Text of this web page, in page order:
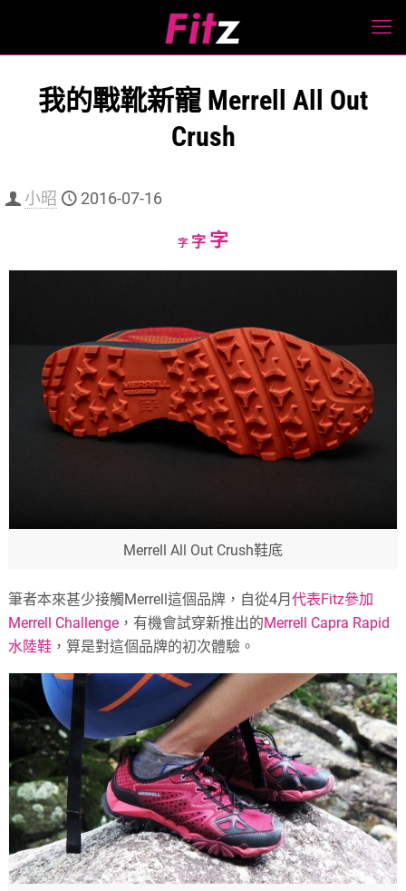
我的戰靴新寵 Merrell All Out
Crush
小昭 2016-07-16
字Decrease
字Reset
字Increase
Merrell All Out Crush鞋底
筆者本來甚少接觸Merrell這個品牌，自從4月代表Fitz參加
Merrell Challenge ，有機會試穿新推出的Merrell Capra Rapid
水陸鞋 ，算是對這個品牌的初次體驗。